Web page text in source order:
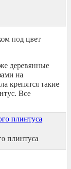
под цвет
деревянные
на
крепятся такие
Все
плинтуса